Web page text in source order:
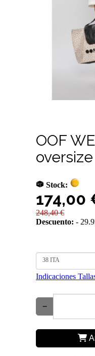
OOF
Stock:
174,00
248,40 €
Descuento:
38 ITA
Indicaciones
−